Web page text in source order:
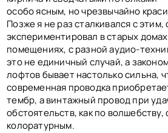
особо ясным, но чрезвычайно
Позже я не раз сталкивался с
экспериментировал в старых
помещениях, с разной аудио-
это не единичный случай, а
лофтов бывает настолько сильна,
современная проводка
тембр, а винтажный провод при
обстоятельств, как по волшебству,
колоратурным.